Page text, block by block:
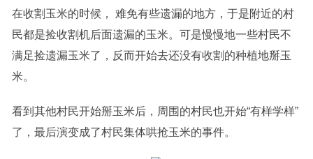
在收割玉米的时候， 难免有些遗漏的地方，于是附近的村
民都是捡收割机后面遗漏的玉米。可是慢慢地一些村民不
满足捡遗漏玉米了，反而开始去还没有收割的种植地掰玉
米。
看到其他村民开始掰玉米后，周围的村民也开始“有样学样”
了，最后演变成了村民集体哄抢玉米的事件。